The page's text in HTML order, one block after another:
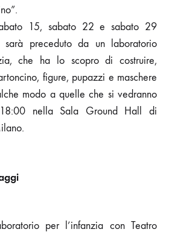
15, sabato 22 e sabato 29
sarà preceduto da un laboratorio
che ha lo scopro di costruire,
figure, pupazzi e maschere
modo a quelle che si vedranno
nella Sala Ground Hall di
per l’infanzia con Teatro